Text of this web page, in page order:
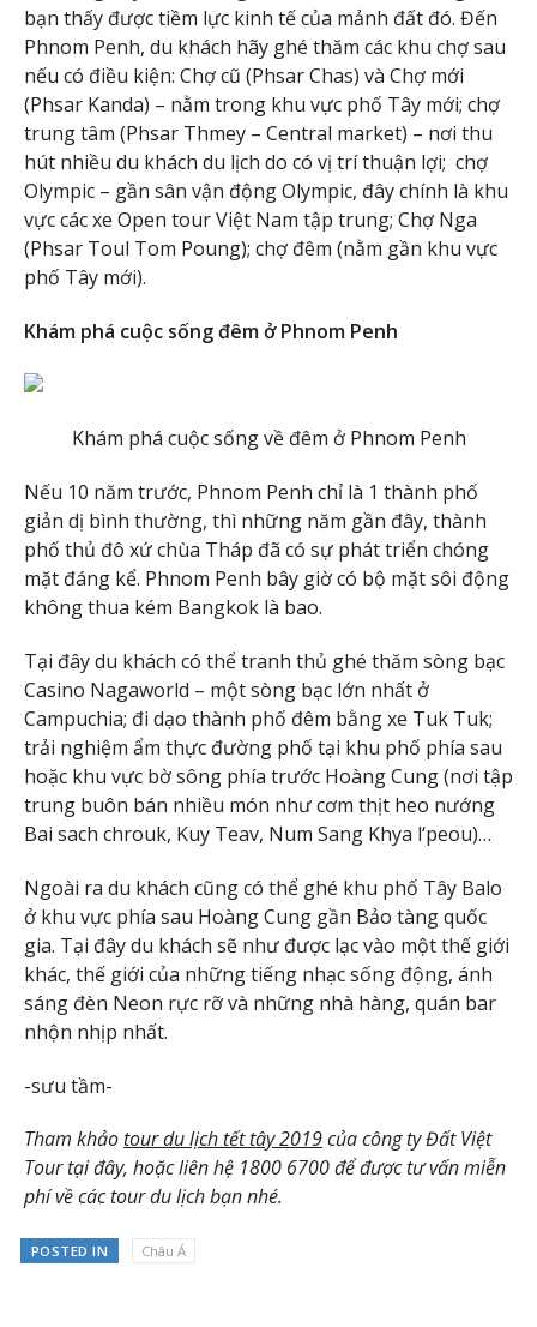
bạn thấy được tiềm lực kinh tế của mảnh đất đó. Đến
Phnom Penh, du khách hãy ghé thăm các khu chợ sau
nếu có điều kiện: Chợ cũ (Phsar Chas) và Chợ mới
(Phsar Kanda) – nằm trong khu vực phố Tây mới; chợ
trung tâm (Phsar Thmey – Central market) – nơi thu
hút nhiều du khách du lịch do có vị trí thuận lợi; chợ
Olympic – gần sân vận động Olympic, đây chính là khu
vực các xe Open tour Việt Nam tập trung; Chợ Nga
(Phsar Toul Tom Poung); chợ đêm (nằm gần khu vực
phố Tây mới).
Khám phá cuộc sống đêm ở Phnom Penh
Khám phá cuộc sống về đêm ở Phnom Penh
Nếu 10 năm trước, Phnom Penh chỉ là 1 thành phố
giản dị bình thường, thì những năm gần đây, thành
phố thủ đô xứ chùa Tháp đã có sự phát triển chóng
mặt đáng kể. Phnom Penh bây giờ có bộ mặt sôi động
không thua kém Bangkok là bao.
Tại đây du khách có thể tranh thủ ghé thăm sòng bạc
Casino Nagaworld – một sòng bạc lớn nhất ở
Campuchia; đi dạo thành phố đêm bằng xe Tuk Tuk;
trải nghiệm ẩm thực đường phố tại khu phố phía sau
hoặc khu vực bờ sông phía trước Hoàng Cung (nơi tập
trung buôn bán nhiều món như cơm thịt heo nướng
Bai sach chrouk, Kuy Teav, Num Sang Khya l‘peou)…
Ngoài ra du khách cũng có thể ghé khu phố Tây Balo
ở khu vực phía sau Hoàng Cung gần Bảo tàng quốc
gia. Tại đây du khách sẽ như được lạc vào một thế giới
khác, thế giới của những tiếng nhạc sống động, ánh
sáng đèn Neon rực rỡ và những nhà hàng, quán bar
nhộn nhịp nhất.
-sưu tầm-
Tham khảotour du lịch tết tây 2019của công ty Đất Việt
Tour tại đây, hoặc liên hệ 1800 6700 để được tư vấn miễn
phí về các tour du lịch bạn nhé.
POSTED IN Châu Á